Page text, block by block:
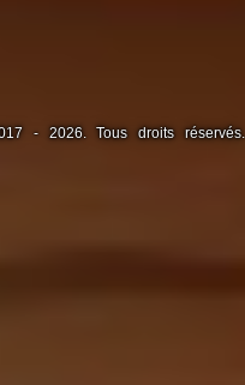
- 2026. Tous droits réservés.